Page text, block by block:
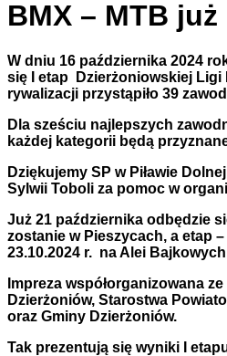
BMX – MTB
W dniu 16 października 2024
się I etap Dzierżoniowskiej Ligi
rywalizacji przystąpiło 39
Dla sześciu najlepszych
każdej kategorii będą
Dziękujemy SP w Piławie
Sylwii Toboli za pomoc w
Już 21 października odbędzie
zostanie w Pieszycach, a etap
23.10.2024 r. na Alei
Impreza współorganizowana
Dzierżoniów, Starostwa
oraz Gminy Dzierżoniów.
Tak prezentują się wyniki I